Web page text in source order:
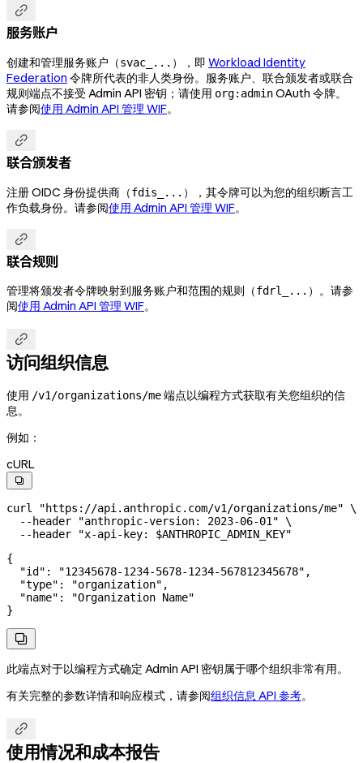

服务账户
创建和管理服务账户（svac_... ），即 Workload Identity
Federation 令牌所代表的非人类身份。服务账户、联合颁发者或联合
规则端点不接受 Admin API 密钥；请使用 org:adminOAuth 令牌。
请参阅使用 Admin API 管理 WIF。

联合颁发者
注册 OIDC 身份提供商（fdis_... ），其令牌可以为您的组织断言工
作负载身份。请参阅使用 Admin API 管理 WIF。

联合规则
管理将颁发者令牌映射到服务账户和范围的规则（fdrl_... ）。请参
阅使用 Admin API 管理 WIF。

访问组织信息
使用 /v1/organizations/me端点以编程方式获取有关您组织的信
息。
例如：
cURL

curl "https://api.anthropic.com/v1/organizations/me" \
  --header
"anthropic-version: 2023-06-01" \
  --header
"x-api-key: $ANTHROPIC_ADMIN_KEY"
{
  "id"
: "12345678-1234-5678-1234-567812345678" ,
  "type"
: "organization" ,
  "name"
:
"Organization Name"
}

此端点对于以编程方式确定 Admin API 密钥属于哪个组织非常有用。
有关完整的参数详情和响应模式，请参阅组织信息 API 参考。

使用情况和成本报告